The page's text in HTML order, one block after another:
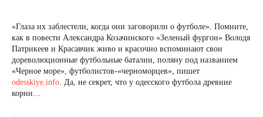
«Глаза их заблестели, когда они заговорили о футболе». Помните,
как в повести Александра Козачинского «Зеленый фургон» Володя
Патрикеев и Красавчик живо и красочно вспоминают свои
дореволюционные футбольные баталии, поляну под названием
«Черное море», футболистов-«черноморцев», пишет
odesskiye.info. Да, не секрет, что у одесского футбола древние
корни…